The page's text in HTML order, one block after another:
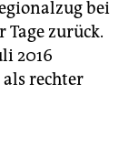
bei
Tage zurück.
2016
rechter